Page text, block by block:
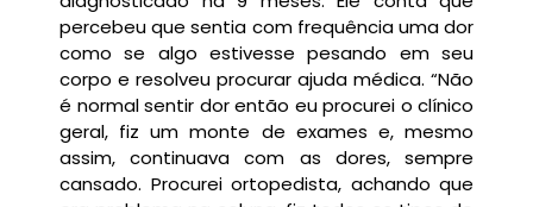
percebeu que sentia com frequência uma dor
como se algo estivesse pesando em seu
corpo e resolveu procurar ajuda médica. “Não
é normal sentir dor então eu procurei o clínico
geral, fiz um monte de exames e, mesmo
assim, continuava com as dores, sempre
cansado. Procurei ortopedista, achando que